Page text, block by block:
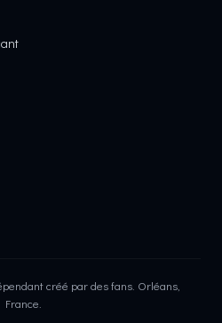
créé par des fans. Orléans,
France.